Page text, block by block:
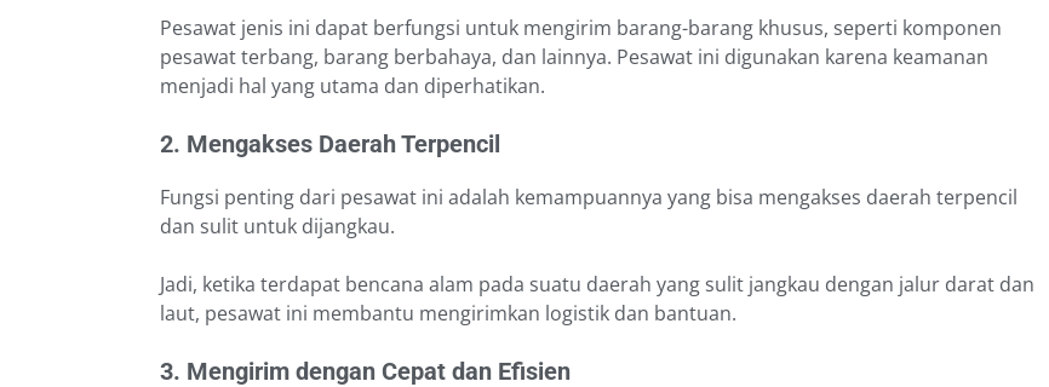
Pesawat jenis ini dapat berfungsi untuk mengirim barang-barang khusus, seperti komponen
pesawat terbang, barang berbahaya, dan lainnya. Pesawat ini digunakan karena keamanan
menjadi hal yang utama dan diperhatikan.
2. Mengakses Daerah Terpencil
Fungsi penting dari pesawat ini adalah kemampuannya yang bisa mengakses daerah terpencil
dan sulit untuk dijangkau.
Jadi, ketika terdapat bencana alam pada suatu daerah yang sulit jangkau dengan jalur darat dan
laut, pesawat ini membantu mengirimkan logistik dan bantuan.
3. Mengirim dengan Cepat dan Efisien